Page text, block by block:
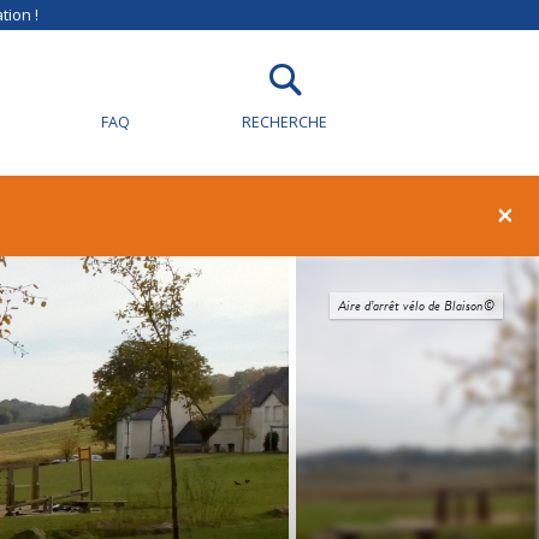
!
FAQ RECHERCHE
×
Aire d’arrêt vélo de Blaison©